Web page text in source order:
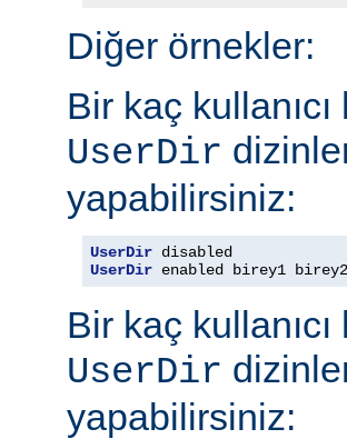
Diğer örnekler:
Bir kaç
UserDir
yapabilirsiniz:
UserDir
UserDir enabled birey1
Bir kaç
UserDir
yapabilirsiniz: